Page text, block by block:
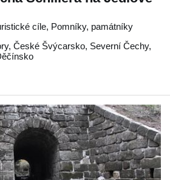
cíle, Pomníky, památníky
, České Švýcarsko, Severní Čechy,